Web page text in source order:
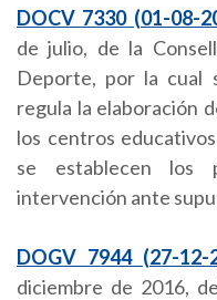
DOCV 7330 (01-08-
de julio, de la
Deporte, por la cual
regula la elaboración
los centros
se establecen los
intervención ante
DOGV 7944 (27-12-
diciembre de 2016,